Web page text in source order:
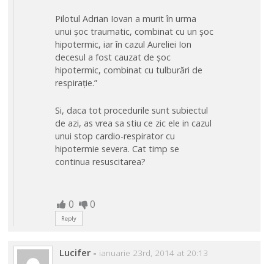
Pilotul Adrian Iovan a murit în urma
unui șoc traumatic, combinat cu un șoc
hipotermic, iar în cazul Aureliei Ion
decesul a fost cauzat de șoc
hipotermic, combinat cu tulburări de
respirație.”
Si, daca tot procedurile sunt subiectul
de azi, as vrea sa stiu ce zic ele in cazul
unui stop cardio-respirator cu
hipotermie severa. Cat timp se
continua resuscitarea?
0 0
Reply
Lucifer - ianuarie 23rd, 2014 at 20:13